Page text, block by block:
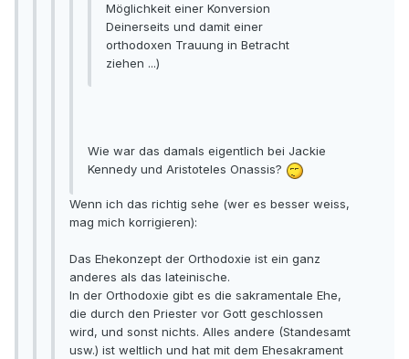
Möglichkeit einer Konversion
Deinerseits und damit einer
orthodoxen Trauung in Betracht
ziehen ...)
Wie war das damals eigentlich bei Jackie
Kennedy und Aristoteles Onassis?
Wenn ich das richtig sehe (wer es besser weiss,
mag mich korrigieren):
Das Ehekonzept der Orthodoxie ist ein ganz
anderes als das lateinische.
In der Orthodoxie gibt es die sakramentale Ehe,
die durch den Priester vor Gott geschlossen
wird, und sonst nichts. Alles andere (Standesamt
usw.) ist weltlich und hat mit dem Ehesakrament